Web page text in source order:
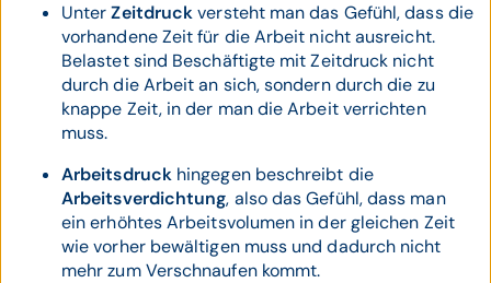
UnterZeitdruckversteht man das Gefühl, dass die
vorhandene Zeit für die Arbeit nicht ausreicht.
Belastet sind Beschäftigte mit Zeitdruck nicht
durch die Arbeit an sich, sondern durch die zu
knappe Zeit, in der man die Arbeit verrichten
muss.
Arbeitsdruck hingegen beschreibt die
Arbeitsverdichtung, also das Gefühl, dass man
ein erhöhtes Arbeitsvolumen in der gleichen Zeit
wie vorher bewältigen muss und dadurch nicht
mehr zum Verschnaufen kommt.